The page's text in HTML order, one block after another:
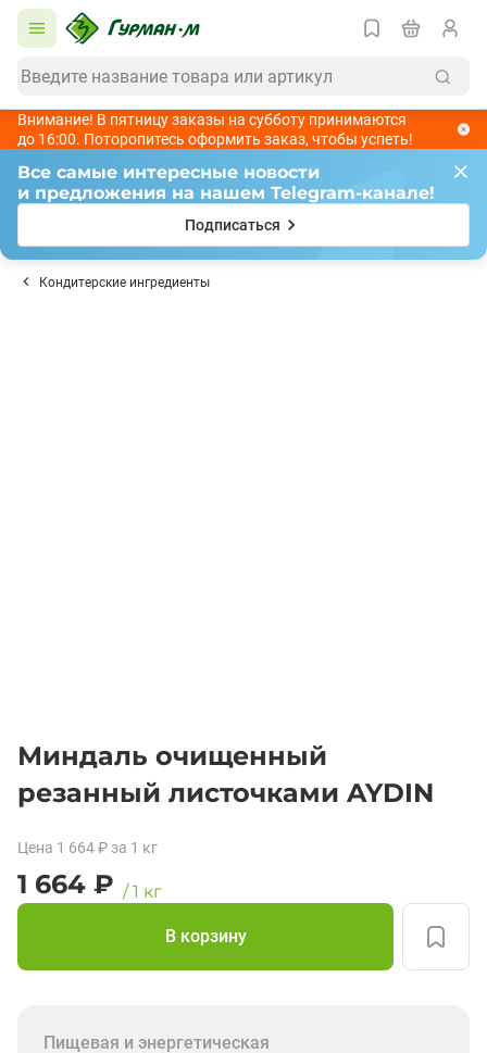
Внимание! В пятницу заказы на субботу принимаются
до 16:00. Поторопитесь оформить заказ, чтобы успеть!
Все самые интересные новости
и предложения на нашем Telegram-канале!
Подписаться
Кондитерские ингредиенты
Миндаль очищенный
резанный листочками AYDIN
Цена 1 664₽ за 1 кг
1 664 ₽ /1 кг
В корзину
Пищевая и энергетическая